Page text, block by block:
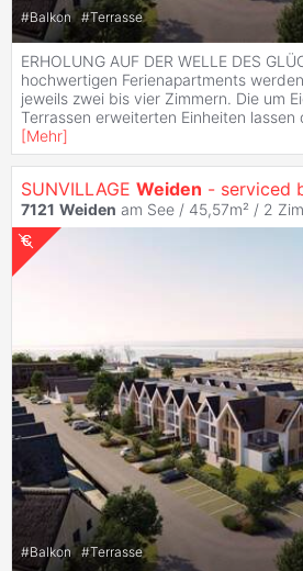
#Balkon #Terrasse
ERHOLUNG AUF DER WELLE DES
hochwertigen Ferienapartments
jeweils zwei bis vier Zimmern. Die um
Terrassen erweiterten Einheiten
[Mehr]
SUNVILLAGE Weiden - serviced by
7121 Weiden am See / 45,57m² / 2
#Balkon #Terrasse